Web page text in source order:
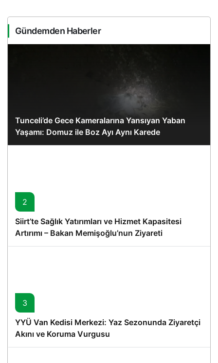
Gündemden Haberler
Tunceli’de Gece Kameralarına Yansıyan Yaban
Yaşamı: Domuz ile Boz Ayı Aynı Karede
2
Siirt’te Sağlık Yatırımları ve Hizmet Kapasitesi
Artırımı – Bakan Memişoğlu’nun Ziyareti
3
YYÜ Van Kedisi Merkezi: Yaz Sezonunda Ziyaretçi
Akını ve Koruma Vurgusu